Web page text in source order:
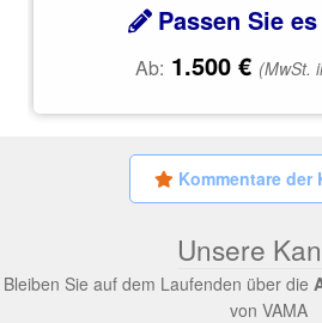
Passen Sie
Ab: 1.500 € (MwSt.
Kommentare der
Unsere
Bleiben Sie auf dem Laufenden über die
von VAMA